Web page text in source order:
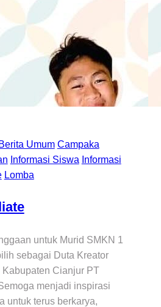
Berita Umum Campaka
Informasi Siswa Informasi
Lomba
untuk Murid SMKN 1
sebagai Duta Kreator
Cianjur PT
menjadi inspirasi
untuk terus berkarya,